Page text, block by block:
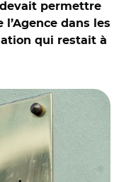
permettre
dans les
qui restait à